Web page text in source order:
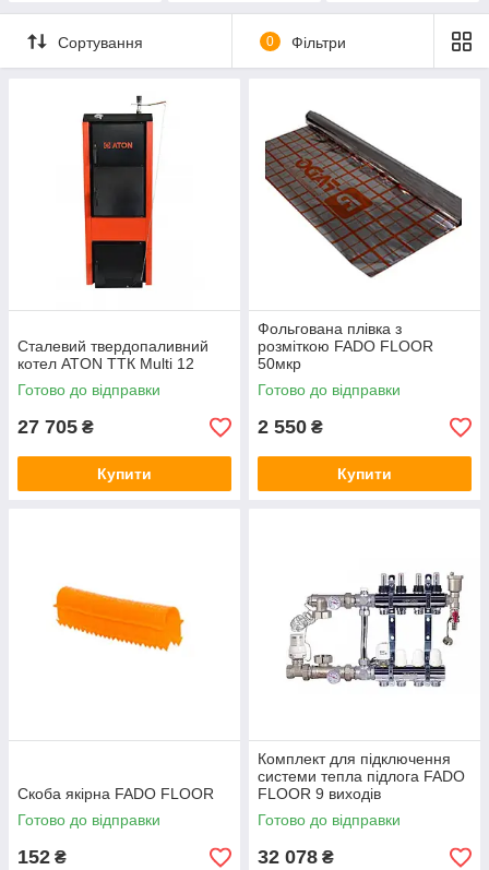
Сортування 0 Фільтри
Сталевий твердопаливний
котел ATON ТТК Multi 12
Готово до відправки
27 705 ₴
Купити
Фольгована плівка з
розміткою FADO FLOOR
50мкр
Готово до відправки
2 550 ₴
Купити
Скоба якірна FADO FLOOR
Готово до відправки
152 ₴
Комплект для підключення
системи тепла підлога FADO
FLOOR 9 виходів
Готово до відправки
32 078 ₴